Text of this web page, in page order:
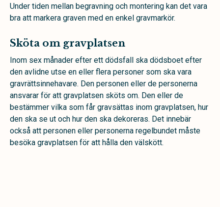
Under tiden mellan begravning och montering kan det vara
bra att markera graven med en enkel gravmarkör.
Sköta om gravplatsen
Inom sex månader efter ett dödsfall ska dödsboet efter
den avlidne utse en eller flera personer som ska vara
gravrättsinnehavare. Den personen eller de personerna
ansvarar för att gravplatsen sköts om. Den eller de
bestämmer vilka som får gravsättas inom gravplatsen, hur
den ska se ut och hur den ska dekoreras. Det innebär
också att personen eller personerna regelbundet måste
besöka gravplatsen för att hålla den välskött.